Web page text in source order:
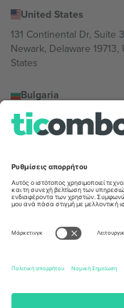
United States
131 Continental Dr, Suite
Newark, Delaware 19713,
States
Bulgaria
Regus Sofia City West, bul
Totleben 53-55, 1606
Mexico
Av Chapultepec 360,
Norte, Cuauhtémoc,
Ciudad de México, CDMX,
Mexico
Η νομική οντότητα του
τομέα. Για λεπτομέρειες